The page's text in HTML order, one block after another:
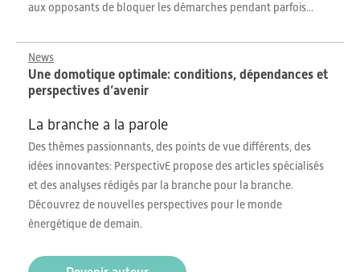
aux opposants de bloquer les démarches pendant parfois...
News
Une domotique optimale: conditions, dépendances et
perspectives d’avenir
La branche a la parole
Des thèmes passionnants, des points de vue différents, des
idées innovantes: PerspectivE propose des articles spécialisés
et des analyses rédigés par la branche pour la branche.
Découvrez de nouvelles perspectives pour le monde
énergétique de demain.